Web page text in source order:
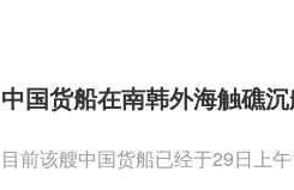
中国货船在南韩外海触礁
目前该艘中国货船已经于29日上午